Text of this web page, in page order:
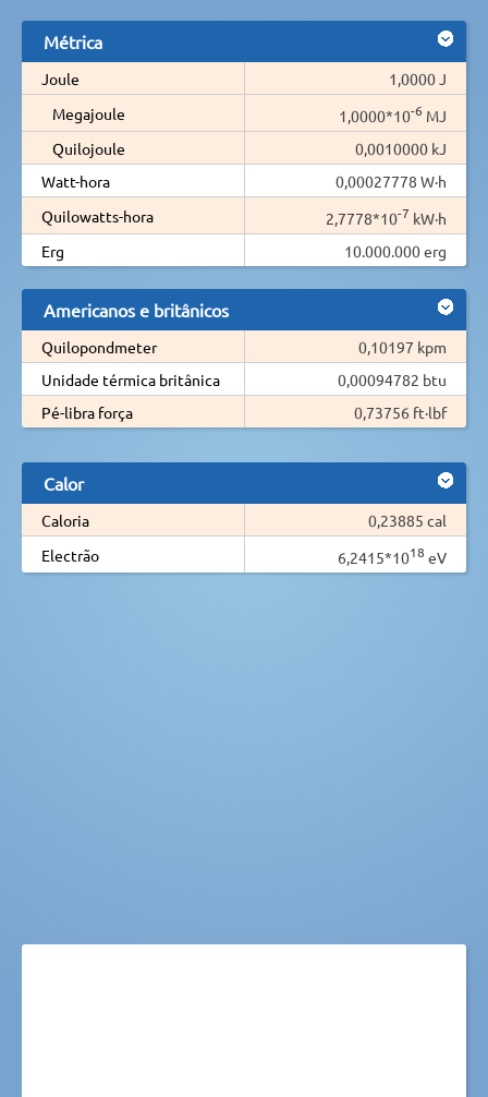
Métrica
Joule
1,0000 J
Megajoule
1,0000*10-6 MJ
Quilojoule
0,0010000 kJ
Watt-hora
0,00027778 W·h
Quilowatts-hora
2,7778*10-7 kW·h
Erg
10.000.000 erg
Americanos e britânicos
Quilopondmeter
0,10197 kpm
Unidade térmica britânica
0,00094782 btu
Pé-libra força
0,73756 ft·lbf
Calor
Caloria
0,23885 cal
Electrão
6,2415*1018 eV